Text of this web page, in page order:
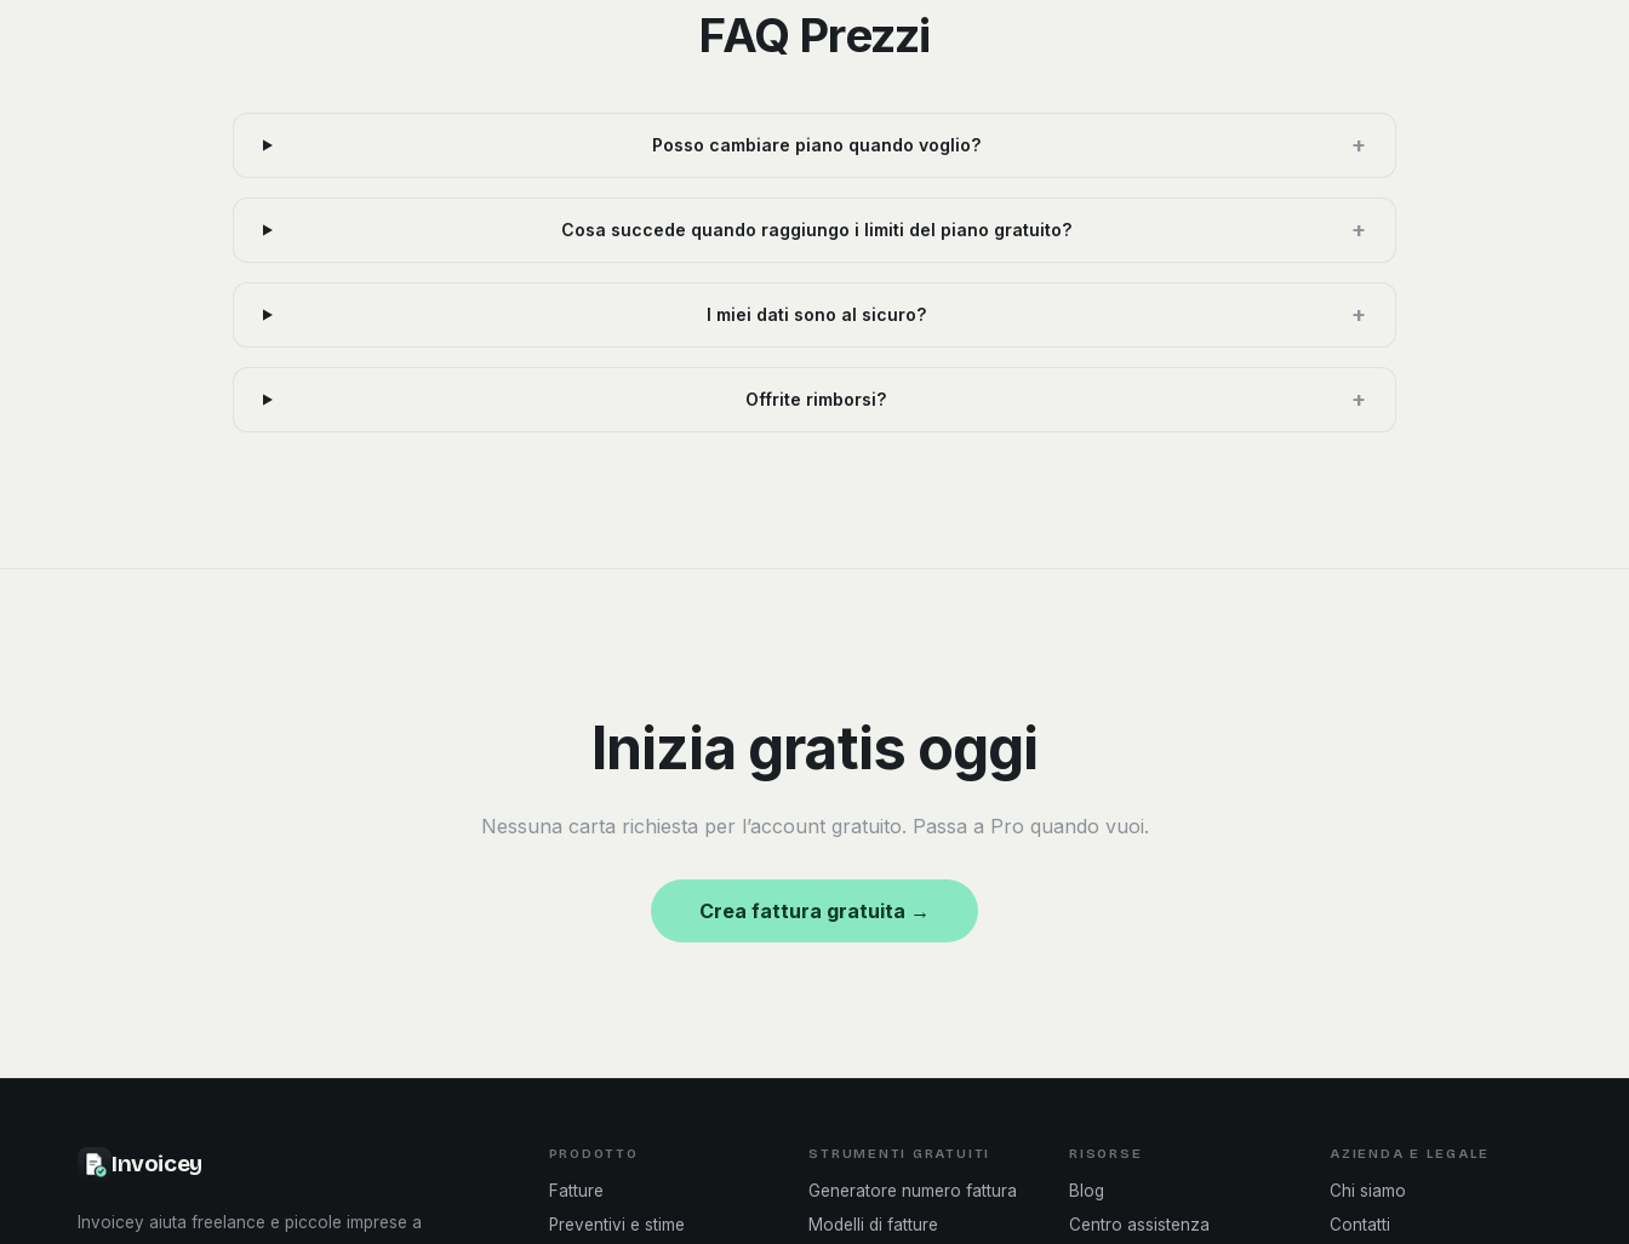
FAQ Prezzi
Posso cambiare piano quando voglio? +
Cosa succede quando raggiungo i limiti del piano gratuito? +
I miei dati sono al sicuro? +
Offrite rimborsi? +
Inizia gratis oggi
Nessuna carta richiesta per l’account gratuito. Passa a Pro quando vuoi.
Crea fattura gratuita →
Invoicey
Invoicey aiuta freelance e piccole imprese a
PRODOTTO
Fatture
Preventivi e stime
STRUMENTI GRATUITI
Generatore numero fattura
Modelli di fatture
RISORSE
Blog
Centro assistenza
AZIENDA E LEGALE
Chi siamo
Contatti